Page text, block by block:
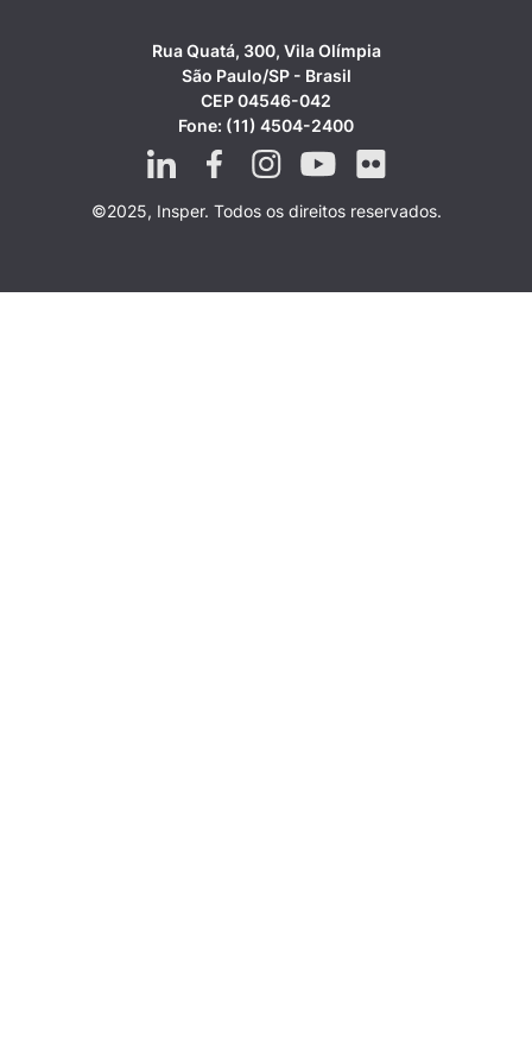
Rua Quatá, 300, Vila Olímpia
São Paulo/SP - Brasil
CEP 04546-042
Fone: (11) 4504-2400
©2025, Insper. Todos os direitos reservados.